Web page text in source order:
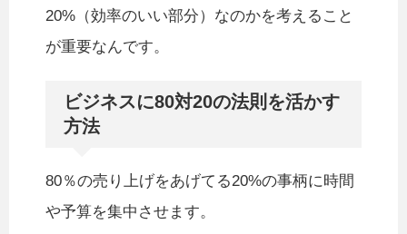
20%（効率のいい部分）なのかを考えること
が重要なんです。
ビジネスに80対20の法則を活かす
方法
80％の売り上げをあげてる20%の事柄に時間
や予算を集中させます。